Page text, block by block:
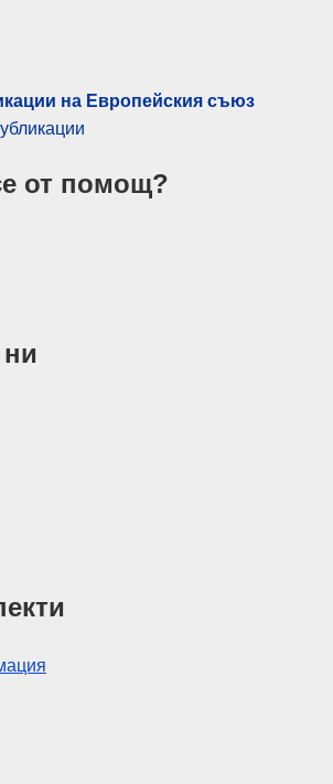
на Европейския съюз
от помощ?